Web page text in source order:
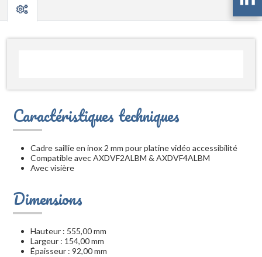
Caractéristiques techniques
Cadre saillie en inox 2 mm pour platine vidéo accessibilité
Compatible avec AXDVF2ALBM & AXDVF4ALBM
Avec visière
Dimensions
Hauteur : 555,00 mm
Largeur : 154,00 mm
Épaisseur : 92,00 mm